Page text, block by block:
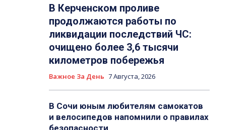
В Керченском проливе
продолжаются работы по
ликвидации последствий ЧС:
очищено более 3,6 тысячи
километров побережья
Важное За День 7 Августа, 2026
В Сочи юным любителям самокатов
и велосипедов напомнили о правилах